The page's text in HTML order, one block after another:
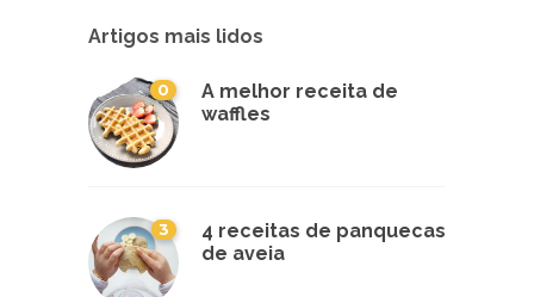
Artigos mais lidos
0
A melhor receita de
waffles
3
4 receitas de panquecas
de aveia